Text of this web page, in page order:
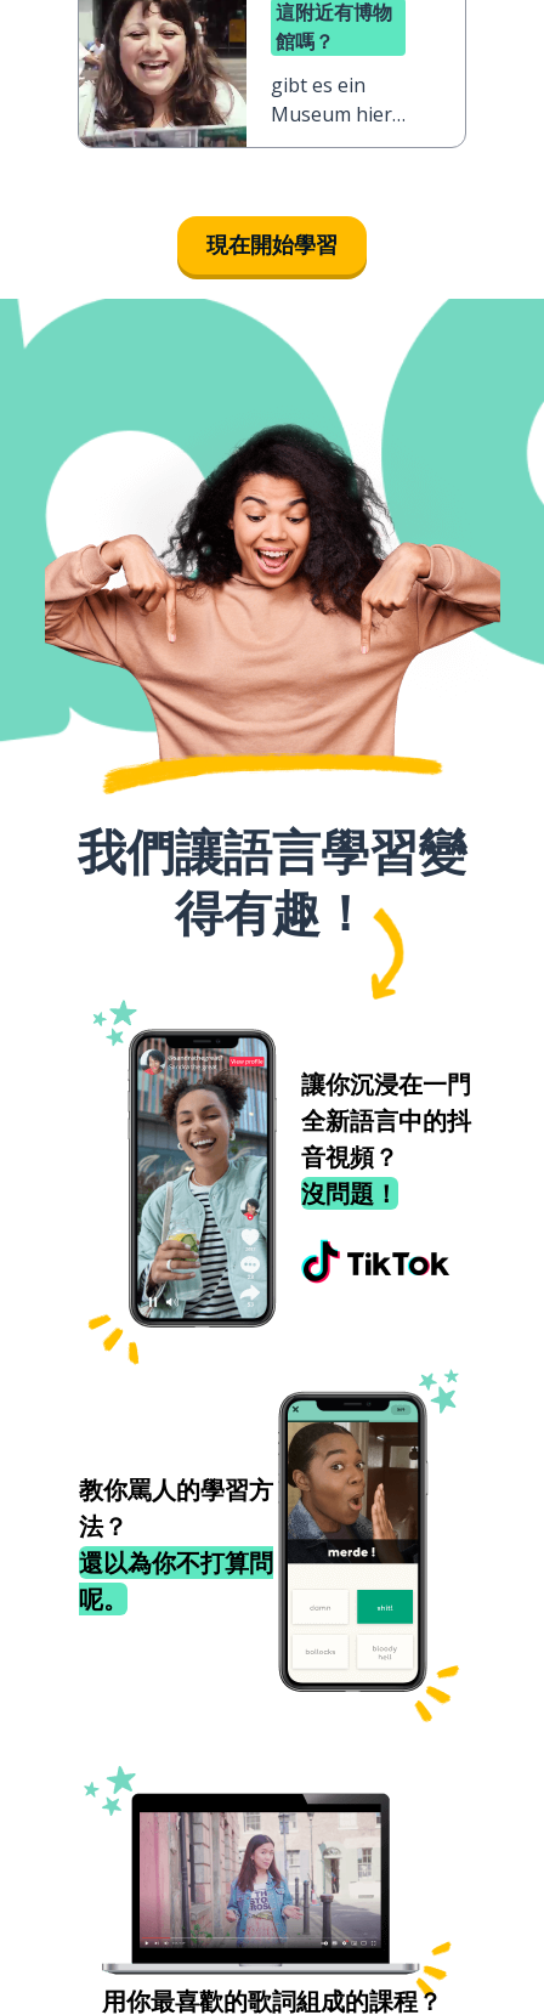
這附近有博物
館嗎？
gibt es ein
Museum hier
in der Nähe?
現在開始學習
我們讓語言學習變
得有趣！
讓你沉浸在一門
全新語言中的抖
音視頻？
沒問題！
教你罵人的學習方
法？
還以為你不打算問
呢。
用你最喜歡的歌詞組成的課程？